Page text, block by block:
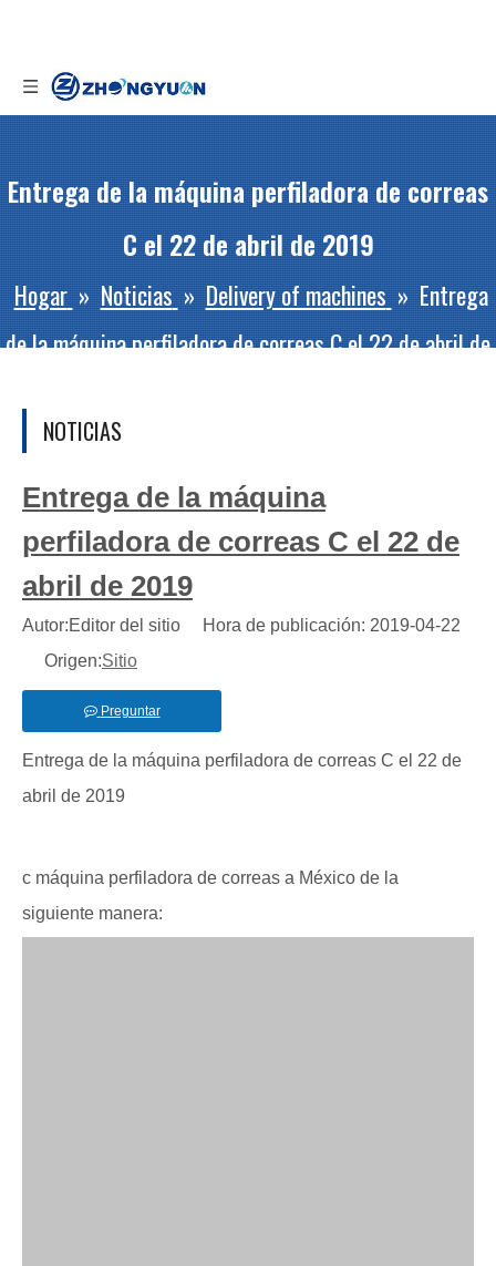
Entrega de la máquina perfiladora de correas
C el 22 de abril de 2019
Hogar » Noticias » Delivery of machines » Entrega
de la máquina perfiladora de correas C el 22 de abril de
NOTICIAS
Entrega de la máquina
perfiladora de correas C el 22 de
abril de 2019
Autor:Editor del sitio Hora de publicación: 2019-04-22
Origen:Sitio
Preguntar
Entrega de la máquina perfiladora de correas C el 22 de
abril de 2019
c máquina perfiladora de correas a México de la
siguiente manera: